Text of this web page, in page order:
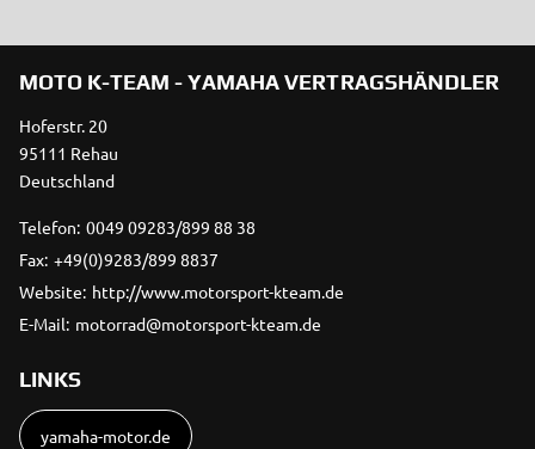
MOTO K-TEAM - YAMAHA VERTRAGSHÄNDLER
Hoferstr. 20
95111 Rehau
Deutschland
Telefon: 0049 09283/899 88 38
Fax: +49(0)9283/899 8837
Website: http://www.motorsport-kteam.de
E-Mail: motorrad@motorsport-kteam.de
LINKS
yamaha-motor.de